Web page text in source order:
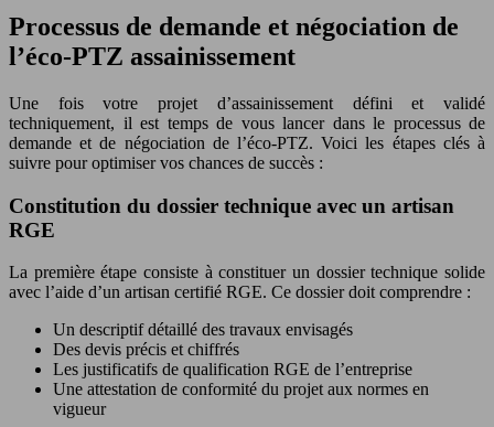
Processus de demande et négociation de
l’éco-PTZ assainissement
Une fois votre projet d’assainissement défini et validé
techniquement, il est temps de vous lancer dans le processus de
demande et de négociation de l’éco-PTZ. Voici les étapes clés à
suivre pour optimiser vos chances de succès :
Constitution du dossier technique avec un artisan
RGE
La première étape consiste à constituer un dossier technique solide
avec l’aide d’un artisan certifié RGE. Ce dossier doit comprendre :
Un descriptif détaillé des travaux envisagés
Des devis précis et chiffrés
Les justificatifs de qualification RGE de l’entreprise
Une attestation de conformité du projet aux normes en
vigueur